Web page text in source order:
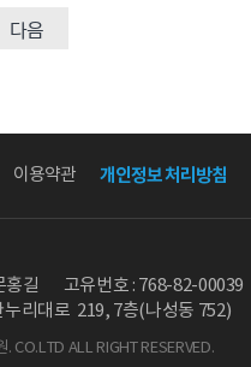
다음
이용약관 개인정보 처리방침
홍길
고유번호 : 768-82-00039
리대로 219, 7층(나성동 752)
CO.LTD ALL RIGHT RESERVED.